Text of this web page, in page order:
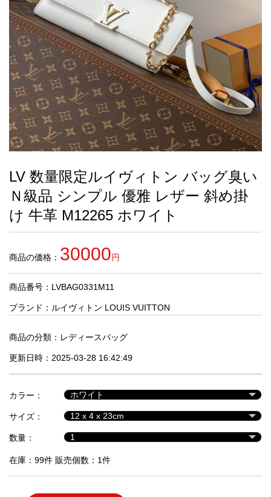
管
理
せ
2026人気特集
バッグ
財布
時計
服
ズボン
衣装セット
靴
住まい用品
アクセサリー
ベルト
スカーフ
アイフォーンケ
ース
小物
最
新
製
品
す
す
め
商
人
気
商
セ
ル
品
LV 数量限定ルイヴィトン バッグ臭い
Ｎ級品 シンプル 優雅 レザー 斜め掛
け 牛革 M12265 ホワイト
商品の価格： 30000円
商品番号：LVBAG0331M11
ブランド： ルイヴィトン LOUIS VUITTON
商品の分類： レディースバッグ
更新日時：2025-03-28 16:42:49
カラー：
サイズ：
数量：
在庫：99件 販売個数：1件